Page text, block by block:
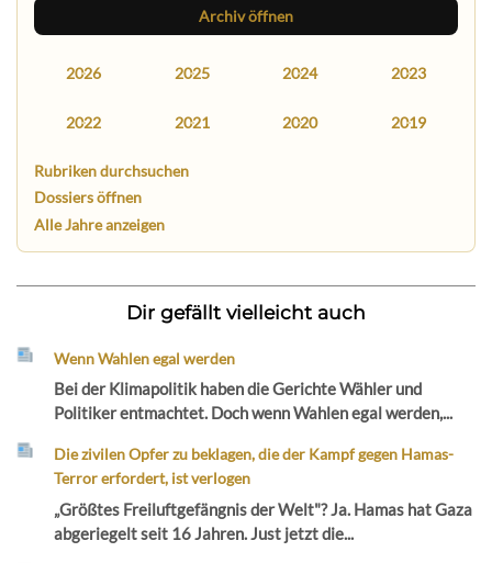
Archiv öffnen
2026 2025 2024 2023
2022 2021 2020 2019
Rubriken durchsuchen
Dossiers öffnen
Alle Jahre anzeigen
Dir gefällt vielleicht auch
Wenn Wahlen egal werden
Bei der Klimapolitik haben die Gerichte Wähler und
Politiker entmachtet. Doch wenn Wahlen egal werden,...
Die zivilen Opfer zu beklagen, die der Kampf gegen Hamas-
Terror erfordert, ist verlogen
„Größtes Freiluftgefängnis der Welt"? Ja. Hamas hat Gaza
abgeriegelt seit 16 Jahren. Just jetzt die...